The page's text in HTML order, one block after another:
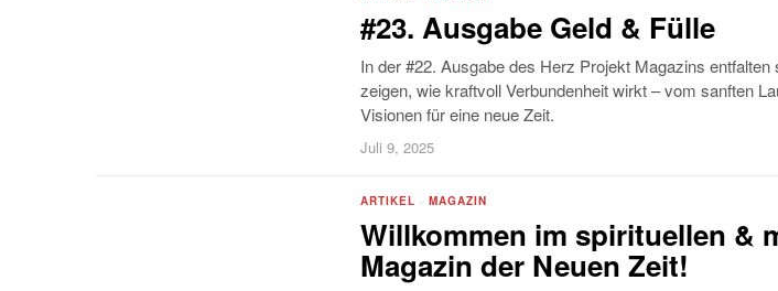
#23. Ausgabe Geld & Fülle
In der #22. Ausgabe des Herz Projekt Magazins
zeigen, wie kraftvoll Verbundenheit wirkt – vom sanften
Visionen für eine neue Zeit.
Juli 9, 2025
ARTIKEL · MAGAZIN
Willkommen im spirituellen &
Magazin der Neuen Zeit!